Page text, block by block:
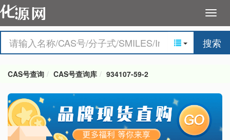
搜索
CAS号查询 CAS号查询库 934107-59-2